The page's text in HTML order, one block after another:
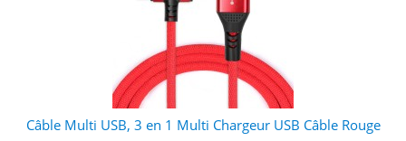
Câble Multi USB, 3 en 1 Multi Chargeur USB Câble Rouge